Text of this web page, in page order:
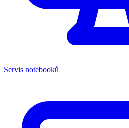
Servis notebooků